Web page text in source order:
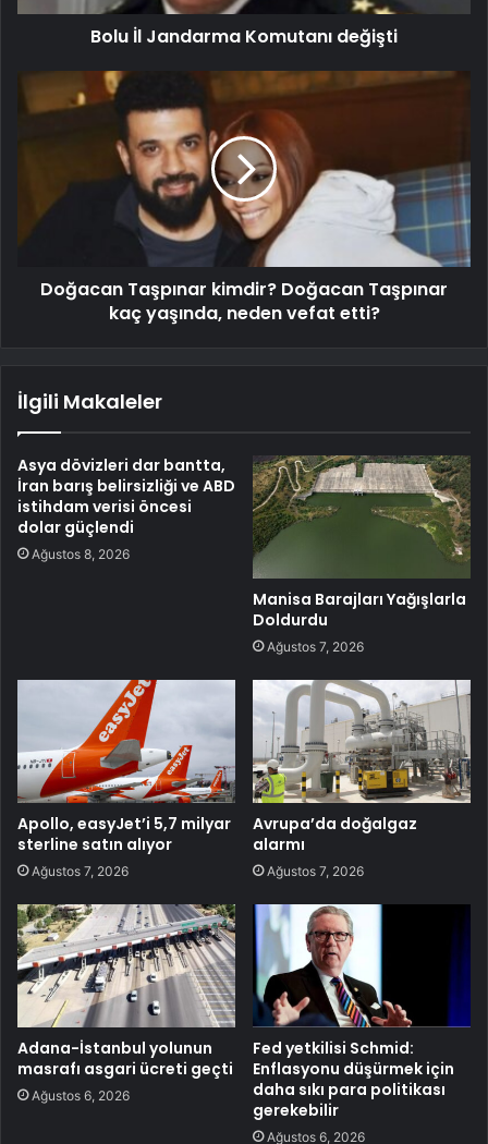
Bolu İl Jandarma Komutanı değişti
Doğacan Taşpınar kimdir? Doğacan Taşpınar
kaç yaşında, neden vefat etti?
İlgili Makaleler
Asya dövizleri dar bantta,
İran barış belirsizliği ve ABD
istihdam verisi öncesi
dolar güçlendi
Ağustos 8, 2026
Manisa Barajları Yağışlarla
Doldurdu
Ağustos 7, 2026
Apollo, easyJet’i 5,7 milyar
sterline satın alıyor
Ağustos 7, 2026
Avrupa’da doğalgaz
alarmı
Ağustos 7, 2026
Adana-İstanbul yolunun
masrafı asgari ücreti geçti
Ağustos 6, 2026
Fed yetkilisi Schmid:
Enflasyonu düşürmek için
daha sıkı para politikası
gerekebilir
Ağustos 6, 2026